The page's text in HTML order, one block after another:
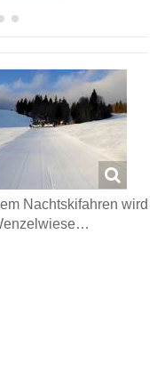
Nachtskifahren wird